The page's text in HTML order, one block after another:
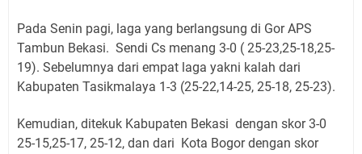
Pada Senin pagi, laga yang berlangsung di Gor APS
Tambun Bekasi. Sendi Cs menang 3-0 ( 25-23,25-18,25-
19). Sebelumnya dari empat laga yakni kalah dari
Kabupaten Tasikmalaya 1-3 (25-22,14-25, 25-18, 25-23).
Kemudian, ditekuk Kabupaten Bekasi dengan skor 3-0
25-15,25-17, 25-12, dan dari Kota Bogor dengan skor